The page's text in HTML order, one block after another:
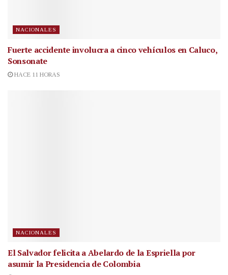
NACIONALES
Fuerte accidente involucra a cinco vehículos en Caluco,
Sonsonate
HACE 11 HORAS
NACIONALES
El Salvador felicita a Abelardo de la Espriella por
asumir la Presidencia de Colombia